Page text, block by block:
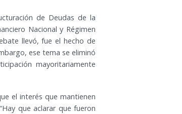
de Deudas de la
Nacional y Régimen
llevó, fue el hecho de
ese tema se eliminó
mayoritariamente
el interés que mantienen
que aclarar que fueron